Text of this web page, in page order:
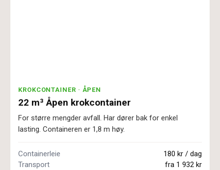
KROKCONTAINER · ÅPEN
22 m³ Åpen krokcontainer
For større mengder avfall. Har dører bak for enkel
lasting. Containeren er 1,8 m høy.
Containerleie
180 kr / dag
Transport
fra 1 932 kr